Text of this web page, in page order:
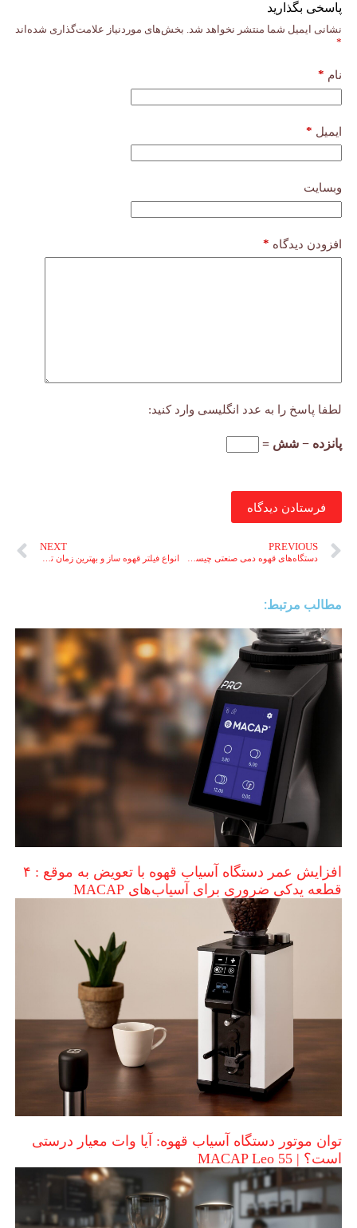
پاسخی بگذارید
نشانی ایمیل شما منتشر نخواهد شد. بخش‌های موردنیاز علامت‌گذاری شده‌اند
*
نام *
ایمیل *
وبسایت
افزودن دیدگاه *
لطفا پاسخ را به عدد انگلیسی وارد کنید:
پانزده − شش =
فرستادن دیدگاه
PREVIOUS
NEXT
مطالب مرتبط:
افزایش عمر دستگاه آسیاب قهوه با تعویض به موقع : ۴
قطعه یدکی ضروری برای آسیاب‌های MACAP
توان موتور دستگاه آسیاب قهوه: آیا وات معیار درستی
است؟ | MACAP Leo 55